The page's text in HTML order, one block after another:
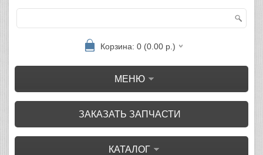
Корзина: 0 (0.00 р.)
МЕНЮ
ЗАКАЗАТЬ ЗАПЧАСТИ
КАТАЛОГ